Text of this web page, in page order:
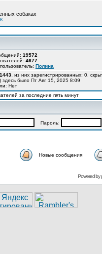
собаках
19572
4677
Полина
1443 , из них зарегистрированных: 0,
) здесь было Пт Авг 15, 2025 8:09
Нет
за последние пять минут
Пароль:
Новые сообщения
Powered by